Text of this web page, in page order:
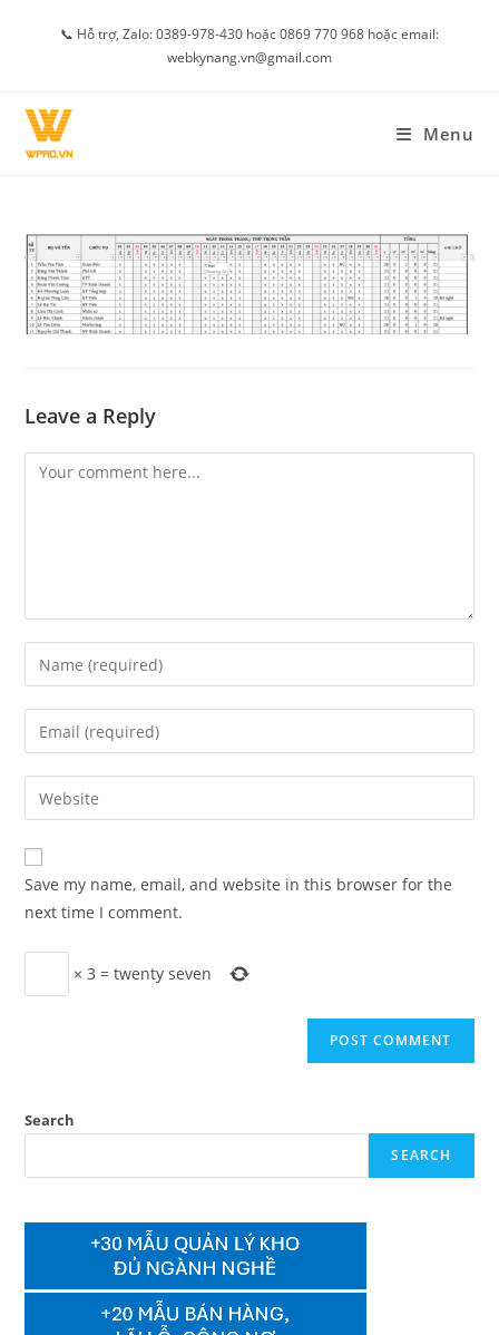
📞 Hỗ trợ, Zalo: 0389-978-430 hoặc 0869 770 968 hoặc email:
webkynang.vn@gmail.com
Menu
Leave a Reply
Comment
Enter
your
name
comment
Enter
your
email
address
comment
Enter
your
website
URL
(optional)
Save my name, email, and website in this browser for the
next time I comment.
×3 =twenty seven
Search
SEARCH